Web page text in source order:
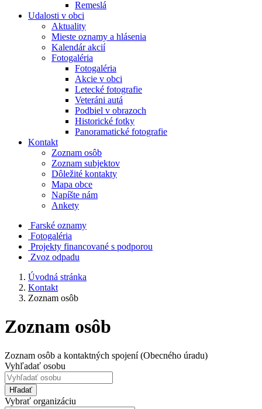
Remeslá
Udalosti v obci
Aktuality
Mieste oznamy a hlásenia
Kalendár akcií
Fotogaléria
Fotogaléria
Akcie v obci
Letecké fotografie
Veteráni autá
Podbiel v obrazoch
Historické fotky
Panoramatické fotografie
Kontakt
Zoznam osôb
Zoznam subjektov
Dôležité kontakty
Mapa obce
Napíšte nám
Ankety
Farské oznamy
Fotogaléria
Projekty financované s podporou
Zvoz odpadu
Úvodná stránka
Kontakt
Zoznam osôb
Zoznam osôb
Zoznam osôb a kontaktných spojení (Obecného úradu)
Vyhľadať osobu
Hľadať
Vybrať organizáciu